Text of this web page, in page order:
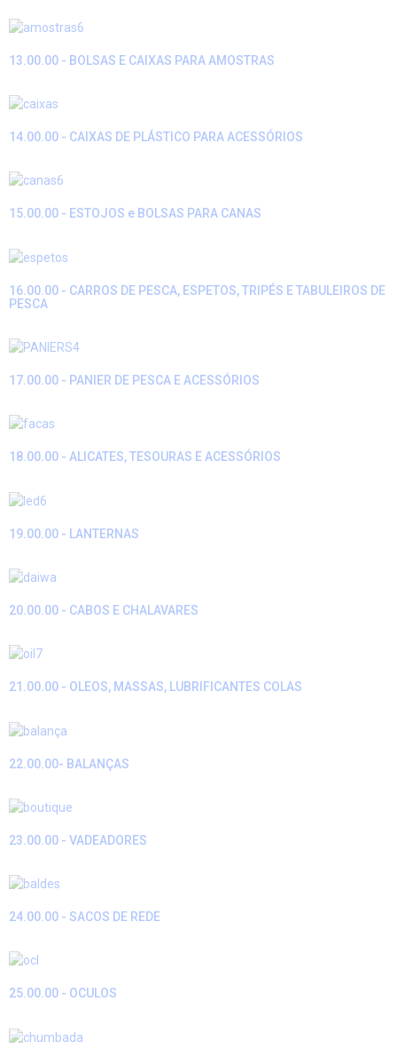
13.00.00 - BOLSAS E CAIXAS PARA AMOSTRAS
14.00.00 - CAIXAS DE PLÁSTICO PARA ACESSÓRIOS
15.00.00 - ESTOJOS e BOLSAS PARA CANAS
16.00.00 - CARROS DE PESCA, ESPETOS, TRIPÉS E TABULEIROS DE
PESCA
17.00.00 - PANIER DE PESCA E ACESSÓRIOS
18.00.00 - ALICATES, TESOURAS E ACESSÓRIOS
19.00.00 - LANTERNAS
20.00.00 - CABOS E CHALAVARES
21.00.00 - OLEOS, MASSAS, LUBRIFICANTES COLAS
22.00.00- BALANÇAS
23.00.00 - VADEADORES
24.00.00 - SACOS DE REDE
25.00.00 - OCULOS